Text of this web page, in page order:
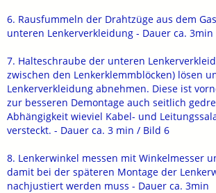
6. Rausfummeln der Drahtzüge aus dem
unteren Lenkerverkleidung - Dauer ca. 3min
7. Halteschraube der unteren
zwischen den Lenkerklemmblöcken) lösen
Lenkerverkleidung abnehmen. Diese ist
zur besseren Demontage auch seitlich
Abhängigkeit wieviel Kabel- und
versteckt. - Dauer ca. 3 min / Bild 6
8. Lenkerwinkel messen mit Winkelmesser
damit bei der späteren Montage der
nachjustiert werden muss - Dauer ca. 3min